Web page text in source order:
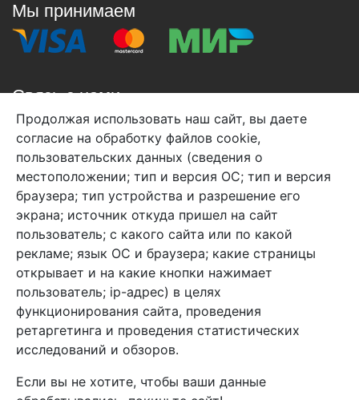
Мы принимаем
Связь с нами
+7 (495) 933-38-08
info@arben-textile.ru- оптовые продажи
Арбен текстиль г. Щелково, пер.
1-й Советский д.25, владение 2.
Мы в соц. сетях
Продолжая использовать наш сайт, вы даете
согласие на обработку файлов cookie,
пользовательских данных (сведения о
местоположении; тип и версия ОС; тип и версия
браузера; тип устройства и разрешение его
экрана; источник откуда пришел на сайт
пользователь; с какого сайта или по какой
рекламе; язык ОС и браузера; какие страницы
открывает и на какие кнопки нажимает
пользователь; ip-адрес) в целях
функционирования сайта, проведения
ретаргетинга и проведения статистических
исследований и обзоров.
Если вы не хотите, чтобы ваши данные